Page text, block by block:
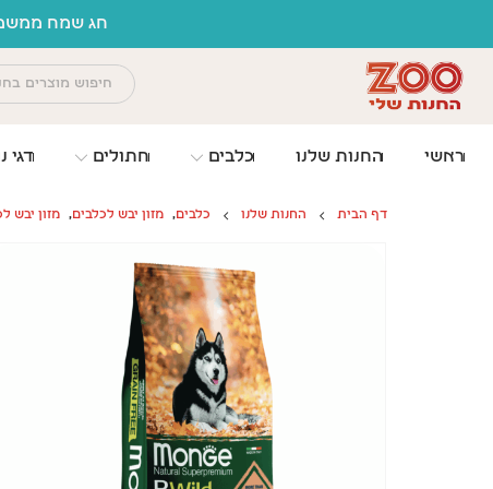
חג שמח
ראשי החנות שלנו כלבים חתולים דגי
דף הבית החנות שלנו כלבים, מזון יבש לכלבים, מזון יבש